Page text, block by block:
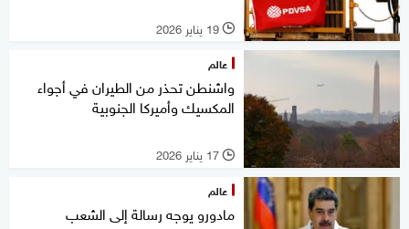
l 19 يناير 2026
عالم
واشنطن تحذر من الطيران في أجواء
المكسيك وأميركا الجنوبية
l 17 يناير 2026
عالم
مادورو يوجه رسالة إلى الشعب